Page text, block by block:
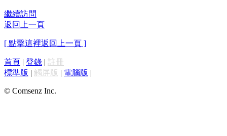
繼續訪問
返回上一頁
[ 點擊這裡返回上一頁 ]
首頁 | 登錄 | 註冊
標準版 | 觸屏版 | 電腦版 |
© Comsenz Inc.